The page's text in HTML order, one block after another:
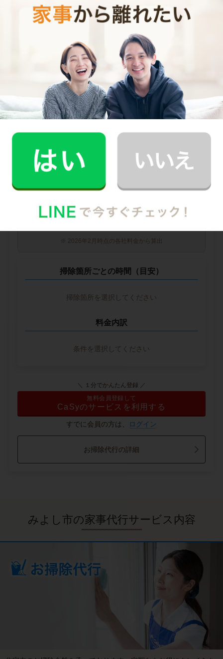
ご利用時間 0時間
料金（税込・交通費込）
他社との比較
業界大手B社
--
※ 2026年2月時点の各社料金から算出
掃除箇所ごとの時間（目安）
掃除箇所を選択してください
料金内訳
条件を選択してください
＼ １分でかんたん登録 ／
無料会員登録して
CaSyのサービスを利用する
すでに会員の方は、 ログイン
お掃除代行の詳細
みよし市の家事代行サービス内容